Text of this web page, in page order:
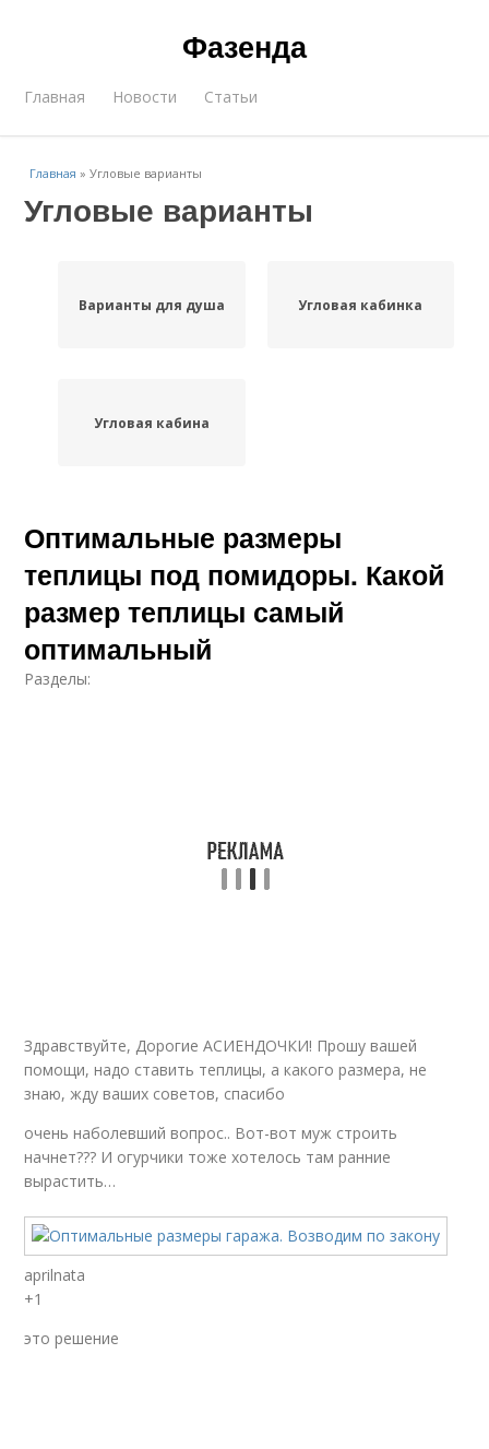
Фазенда
Главная Новости Статьи
Главная »Угловые варианты
Угловые варианты
Варианты для душа Угловая кабинка
Угловая кабина
Оптимальные размеры
теплицы под помидоры. Какой
размер теплицы самый
оптимальный
Разделы:
Здравствуйте, Дорогие АСИЕНДОЧКИ! Прошу вашей
помощи, надо ставить теплицы, а какого размера, не
знаю, жду ваших советов, спасибо
очень наболевший вопрос.. Вот-вот муж строить
начнет??? И огурчики тоже хотелось там ранние
вырастить…
aprilnata
+1
это решение